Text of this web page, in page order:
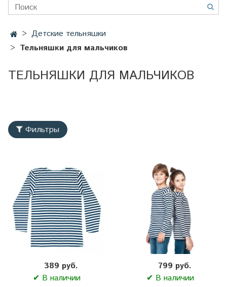
Детские тельняшки
Тельняшки для мальчиков
ТЕЛЬНЯШКИ ДЛЯ МАЛЬЧИКОВ
Фильтры
389 руб.
✔ В наличии
799 руб.
✔ В наличии